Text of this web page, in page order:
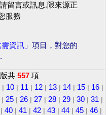
留言或訊息.限來源正
服務
需資訊」 項目，對您的
共 557項
10 11 12 13 14 15 16
25 26 27 28 29 30 31
40 41 42 43 44 45 46